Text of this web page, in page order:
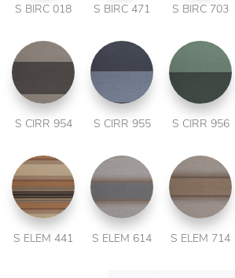
S BIRC 018 S BIRC 471 S BIRC 703
S CIRR 954 S CIRR 955 S CIRR 956
S ELEM 441 S ELEM 614 S ELEM 714